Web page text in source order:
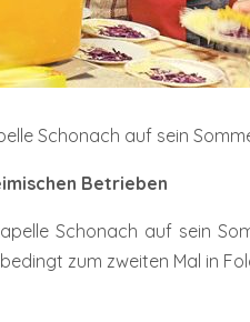
Schonach auf sein
Betrieben
Schonach auf sein
zum zweiten Mal in